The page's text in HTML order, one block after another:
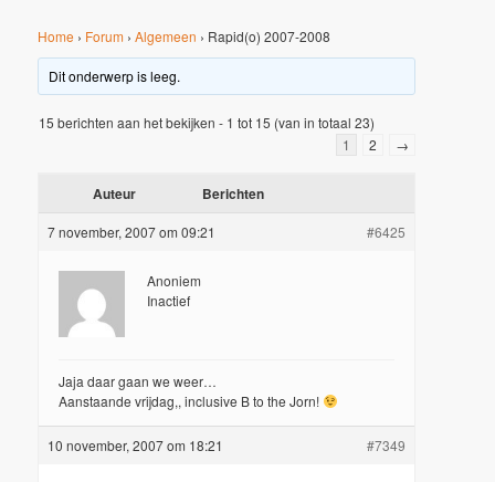
Home › Forum › Algemeen › Rapid(o) 2007-2008
Dit onderwerp is leeg.
15 berichten aan het bekijken - 1 tot 15 (van in totaal 23)
1
2 →
Auteur Berichten
7 november, 2007 om 09:21 #6425
Anoniem
Inactief
Jaja daar gaan we weer…
Aanstaande vrijdag,, inclusive B to the Jorn!
10 november, 2007 om 18:21 #7349